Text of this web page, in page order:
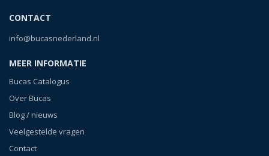
CONTACT
info@bucasnederland.nl
MEER INFORMATIE
Bucas Catalogus
Over Bucas
Blog / nieuws
Veelgestelde vragen
Contact